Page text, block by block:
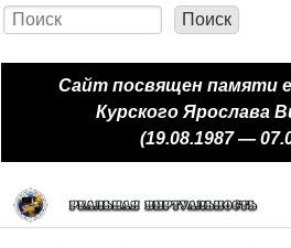
Перейти к основному содержанию
Skip to search
Форма поиска
Поиск
Сайт посвящен памяти
Курского Ярослава
(19.08.1987 —